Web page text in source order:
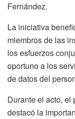
Fernández.
La iniciativa
miembros de las
los esfuerzos
oportuno a los
de datos del
Durante el acto, el
destacó la